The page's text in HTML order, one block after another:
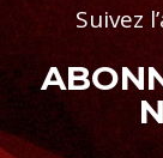
Suivez